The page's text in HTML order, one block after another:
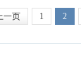
一页 1 2